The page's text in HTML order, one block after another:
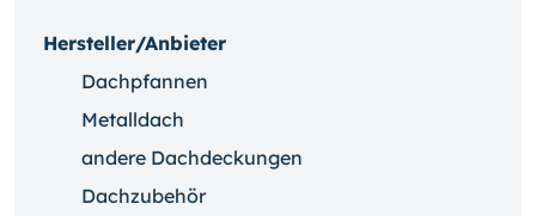
Hersteller/Anbieter
Dachpfannen
Metalldach
andere Dachdeckungen
Dachzubehör